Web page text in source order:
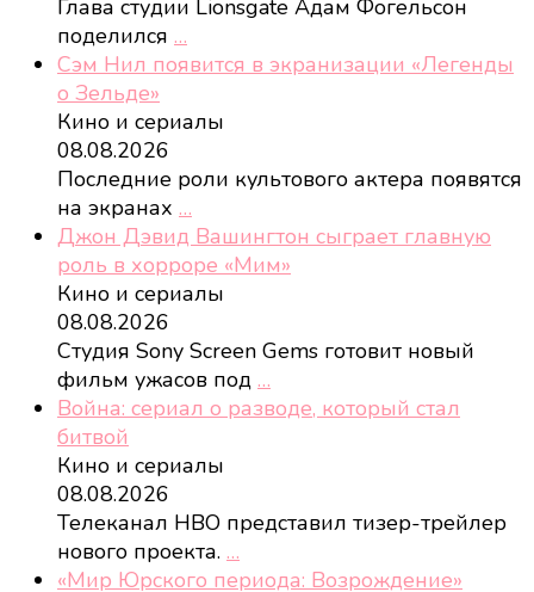
Глава студии Lionsgate Адам Фогельсон
поделился …
Сэм Нил появится в экранизации «Легенды
о Зельде»
Кино и сериалы
08.08.2026
Последние роли культового актера появятся
на экранах …
Джон Дэвид Вашингтон сыграет главную
роль в хорроре «Мим»
Кино и сериалы
08.08.2026
Студия Sony Screen Gems готовит новый
фильм ужасов под …
Война: сериал о разводе, который стал
битвой
Кино и сериалы
08.08.2026
Телеканал HBO представил тизер-трейлер
нового проекта. …
«Мир Юрского периода: Возрождение»